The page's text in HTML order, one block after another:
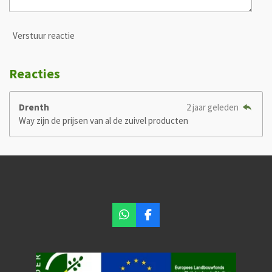
Verstuur reactie
Reacties
Drenth
2 jaar geleden
Way zijn de prijsen van al de zuivel producten
W
h
t
s
F
a
e
b